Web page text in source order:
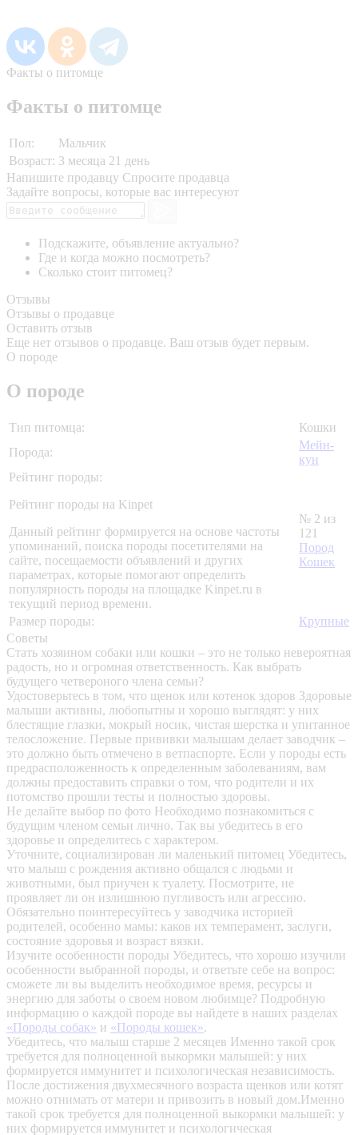
Факты о питомце
Факты о питомце
Пол:
Мальчик
Возраст: 3 месяца 21 день
Напишите продавцу Спросите продавца
Задайте вопросы, которые вас интересуют
Подскажите, объявление актуально?
Где и когда можно посмотреть?
Сколько стоит питомец?
Отзывы
Отзывы о продавце
Оставить отзыв
Еще нет отзывов о продавце. Ваш отзыв будет первым.
О породе
О породе
Тип питомца:
Кошки
Порода:
Мейн-
кун
Рейтинг породы:
Рейтинг породы на Kinpet
Данный рейтинг формируется на основе частоты
упоминаний, поиска породы посетителями на
сайте, посещаемости объявлений и других
параметрах, которые помогают определить
популярность породы на площадке Kinpet.ru в
текущий период времени.
№ 2 из
121
Пород
Кошек
Размер породы:
Крупные
Советы
Стать хозяином собаки или кошки – это не только невероятная
радость, но и огромная ответственность. Как выбрать
будущего четвероного члена семьи?
Удостоверьтесь в том, что щенок или котенок здоров Здоровые
малыши активны, любопытны и хорошо выглядят: у них
блестящие глазки, мокрый носик, чистая шерстка и упитанное
телосложение. Первые прививки малышам делает заводчик –
это должно быть отмечено в ветпаспорте. Если у породы есть
предрасположенность к определенным заболеваниям, вам
должны предоставить справки о том, что родители и их
потомство прошли тесты и полностью здоровы.
Не делайте выбор по фото Необходимо познакомиться с
будущим членом семьи лично. Так вы убедитесь в его
здоровье и определитесь с характером.
Уточните, социализирован ли маленький питомец Убедитесь,
что малыш с рождения активно общался с людьми и
животными, был приучен к туалету. Посмотрите, не
проявляет ли он излишнюю пугливость или агрессию.
Обязательно поинтересуйтесь у заводчика историей
родителей, особенно мамы: каков их темперамент, заслуги,
состояние здоровья и возраст вязки.
Изучите особенности породы Убедитесь, что хорошо изучили
особенности выбранной породы, и ответьте себе на вопрос:
сможете ли вы выделить необходимое время, ресурсы и
энергию для заботы о своем новом любимце? Подробную
информацию о каждой породе вы найдете в наших разделах
«Породы собак» и «Породы кошек».
Убедитесь, что малыш старше 2 месяцев Именно такой срок
требуется для полноценной выкормки малышей: у них
формируется иммунитет и психологическая независимость.
После достижения двухмесячного возраста щенков или котят
можно отнимать от матери и привозить в новый дом.Именно
такой срок требуется для полноценной выкормки малышей: у
них формируется иммунитет и психологическая